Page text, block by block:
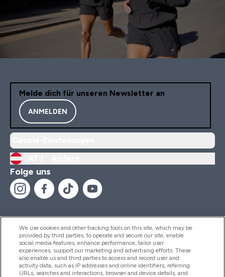
Melde dich für unseren Newsletter an
ANMELDEN
Folge uns
Hilfe Und Informationen
Produkte
We use cookies and other tracking tools on this site, which may be
provided by third parties, to operate and secure our site, enable
social media features, enhance performance, tailor user
experiences, support our marketing and advertising efforts. These
also enable us and third parties to access and record user and
activity data, such as IP addresses and online identifiers, referring
URLs, searches and interactions, browser and device details, and